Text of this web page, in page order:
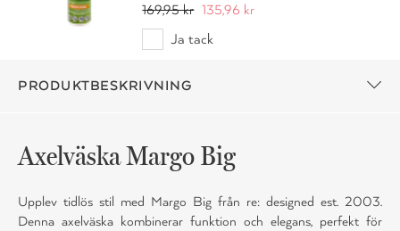
169,95 kr 135,96 kr
Ja tack
PRODUKTBESKRIVNING
Axelväska Margo Big
Upplev tidlös stil med Margo Big från re: designed est. 2003.
Denna axelväska kombinerar funktion och elegans, perfekt för